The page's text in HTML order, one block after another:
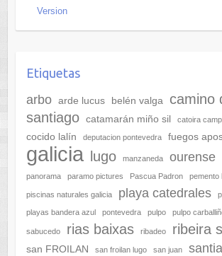
Version
Etiquetas
arbo arde lucus belén valga
camino
santiago catamarán miño sil catoira camp
cocido lalín
deputacion pontevedra fuegos
galicia lugo manzaneda ourense
panorama paramo pictures Pascua Padron pemento
piscinas naturales galicia playa catedrales
playas bandera azul pontevedra pulpo pulpo
sabucedo rias baixas ribadeo ribeira
san FROILAN san froilan lugo san juan